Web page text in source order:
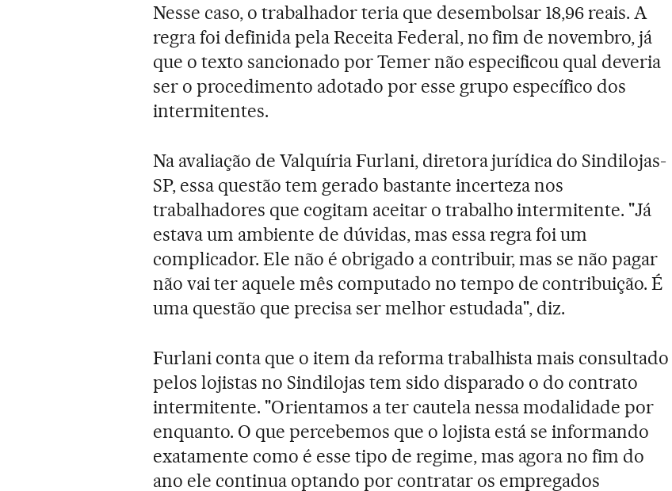
Nesse caso, o trabalhador teria que desembolsar 18,96 reais. A
regra foi definida pela Receita Federal, no fim de novembro, já
que o texto sancionado por Temer não especificou qual deveria
ser o procedimento adotado por esse grupo específico dos
intermitentes.
Na avaliação de Valquíria Furlani, diretora jurídica do Sindilojas-
SP, essa questão tem gerado bastante incerteza nos
trabalhadores que cogitam aceitar o trabalho intermitente. "Já
estava um ambiente de dúvidas, mas essa regra foi um
complicador. Ele não é obrigado a contribuir, mas se não pagar
não vai ter aquele mês computado no tempo de contribuição. É
uma questão que precisa ser melhor estudada", diz.
Furlani conta que o item da reforma trabalhista mais consultado
pelos lojistas no Sindilojas tem sido disparado o do contrato
intermitente. "Orientamos a ter cautela nessa modalidade por
enquanto. O que percebemos que o lojista está se informando
exatamente como é esse tipo de regime, mas agora no fim do
ano ele continua optando por contratar os empregados